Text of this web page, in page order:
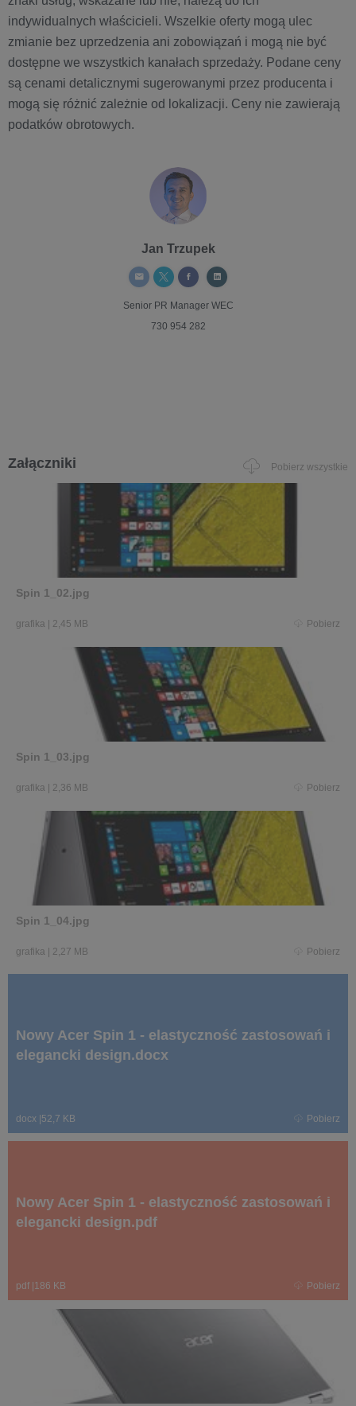
indywidualnych właścicieli. Wszelkie oferty mogą ulec
zmianie bez uprzedzenia ani zobowiązań i mogą nie być
dostępne we wszystkich kanałach sprzedaży. Podane ceny
są cenami detalicznymi sugerowanymi przez producenta i
mogą się różnić zależnie od lokalizacji. Ceny nie zawierają
podatków obrotowych.
Jan Trzupek
Senior PR ManagerWEC
730 954 282
Załączniki Pobierz wszystkie
Spin 1_02.jpg
grafika 2,45 MB Pobierz
Spin 1_03.jpg
grafika 2,36 MB Pobierz
Spin 1_04.jpg
grafika 2,27 MB Pobierz
Nowy Acer Spin 1 - elastyczność zastosowań i
elegancki design.docx
docx 52,7 KB Pobierz
Nowy Acer Spin 1 - elastyczność zastosowań i
elegancki design.pdf
pdf 186 KB Pobierz